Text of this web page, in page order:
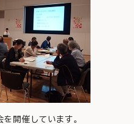
開催しています。